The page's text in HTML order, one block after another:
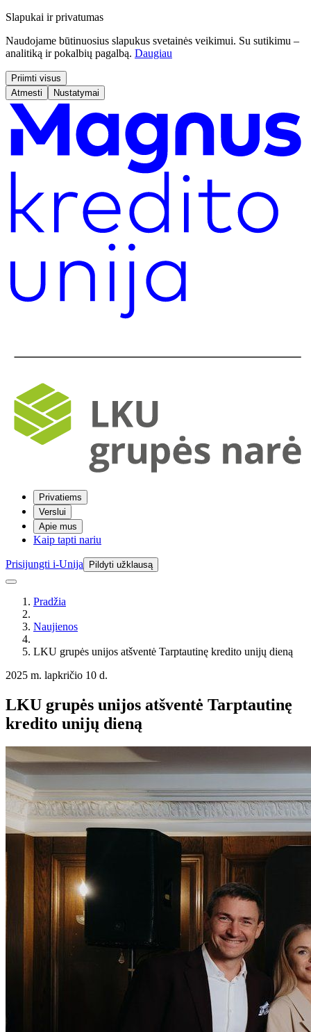
Slapukai ir privatumas
Naudojame būtinuosius slapukus svetainės veikimui. Su sutikimu –
analitiką ir pokalbių pagalbą. Daugiau
Priimti visus
Atmesti
Nustatymai
Privatiems
Verslui
Apie mus
Kaip tapti nariu
Prisijungti i-Unija Pildyti užklausą
Pradžia
Naujienos
LKU grupės unijos atšventė Tarptautinę kredito unijų dieną
2025 m. lapkričio 10 d.
LKU grupės unijos atšventė Tarptautinę
kredito unijų dieną